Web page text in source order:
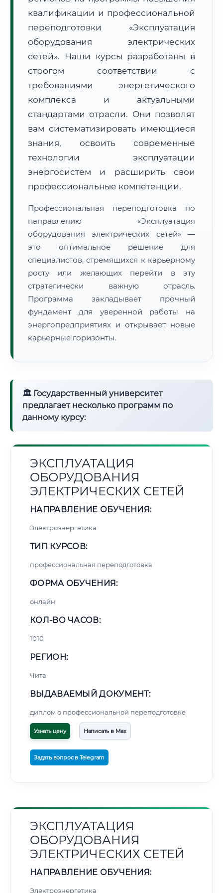
Расчет логистики оригиналов:
• Маршрут транзита:
• Экспресс-доставка СДЭК / Почтой:
3–5 рабочих дней
🔍 Нажмите на документ для увеличения и просмотра
квалификации и профессиональной
переподготовки «Эксплуатация
оборудования электрических
сетей». Наши курсы разработаны в
строгом соответствии с
требованиями энергетического
комплекса и актуальными
стандартами отрасли. Они позволят
вам систематизировать имеющиеся
знания, освоить современные
технологии эксплуатации
энергосистем и расширить свои
профессиональные компетенции.
Профессиональная переподготовка по
направлению «Эксплуатация
оборудования электрических сетей» —
это оптимальное решение для
специалистов, стремящихся к карьерному
росту или желающих перейти в эту
стратегически важную отрасль.
Программа закладывает прочный
фундамент для уверенной работы на
энергопредприятиях и открывает новые
карьерные горизонты.
🏛 Государственный университет
предлагает несколько программ по
данному курсу:
ЭКСПЛУАТАЦИЯ
ОБОРУДОВАНИЯ
ЭЛЕКТРИЧЕСКИХ СЕТЕЙ
НАПРАВЛЕНИЕ ОБУЧЕНИЯ:
Электроэнергетика
ТИП КУРСОВ:
профессиональная переподготовка
ФОРМА ОБУЧЕНИЯ:
онлайн
КОЛ-ВО ЧАСОВ:
1010
РЕГИОН:
Чита
ВЫДАВАЕМЫЙ ДОКУМЕНТ:
диплом о профессиональной переподготовке
Узнать цену Написать в Max
Задать вопрос в Telegram
ЭКСПЛУАТАЦИЯ
ОБОРУДОВАНИЯ
ЭЛЕКТРИЧЕСКИХ СЕТЕЙ
НАПРАВЛЕНИЕ ОБУЧЕНИЯ:
Электроэнергетика